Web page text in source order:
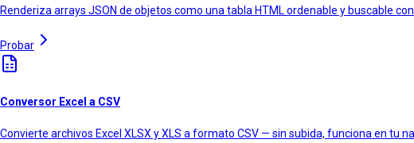
Renderiza arrays JSON de objetos como una tabla HTML ordenable y buscable
Probar
Conversor Excel a CSV
Convierte archivos Excel XLSX y XLS a formato CSV — sin subida, funciona en tu